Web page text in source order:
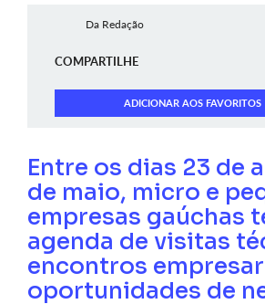
Da Redação
COMPARTILHE
ADICIONAR AOS FAVORITOS
Entre os dias 23 de
de maio, micro e
empresas gaúchas
agenda de visitas
encontros
oportunidades de